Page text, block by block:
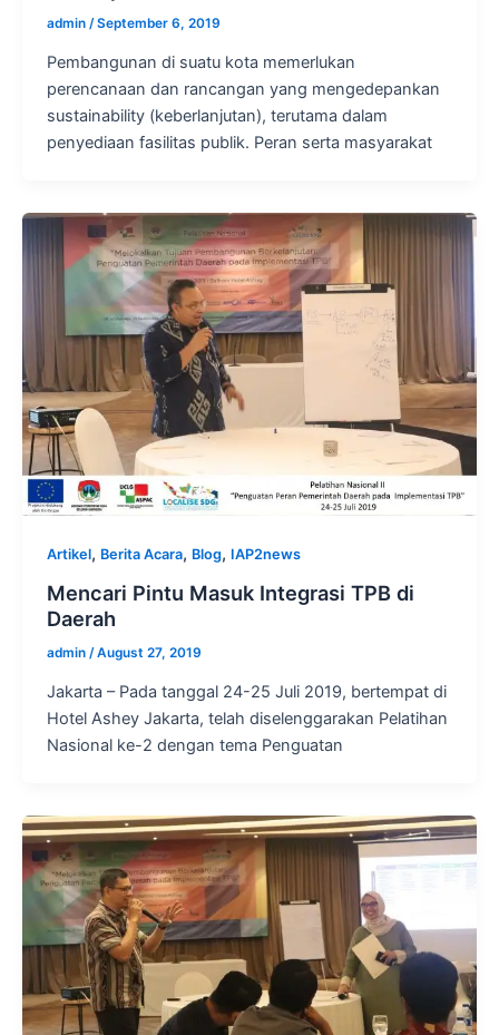
admin /September 6, 2019
Pembangunan di suatu kota memerlukan
perencanaan dan rancangan yang mengedepankan
sustainability (keberlanjutan), terutama dalam
penyediaan fasilitas publik. Peran serta masyarakat
Artikel, Berita Acara, Blog, IAP2news
Mencari Pintu Masuk Integrasi TPB di
Daerah
admin /August 27, 2019
Jakarta – Pada tanggal 24-25 Juli 2019, bertempat di
Hotel Ashey Jakarta, telah diselenggarakan Pelatihan
Nasional ke-2 dengan tema Penguatan